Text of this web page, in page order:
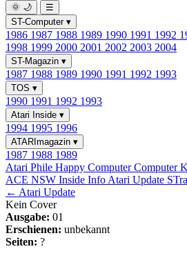
🌞 🌙
☰
ST-Computer ▾
1986 1987 1988 1989 1990 1991 1992
1998 1999 2000 2001 2002 2003 2004
ST-Magazin ▾
1987 1988 1989 1990 1991 1992 1993
TOS ▾
1990 1991 1992 1993
Atari Inside ▾
1994 1995 1996
ATARImagazin ▾
1987 1988 1989
Atari Phile Happy ComputerComputer
ACE NSW Inside Info Atari Update
← Atari Update
Kein Cover
Ausgabe: 01
Erschienen: unbekannt
Seiten: ?